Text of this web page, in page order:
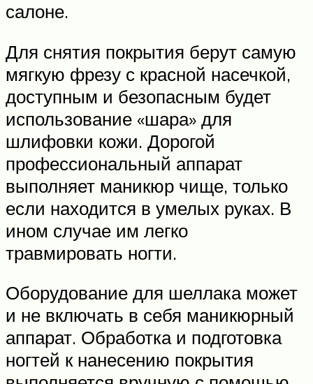
салоне.
Для снятия покрытия берут самую
мягкую фрезу с красной насечкой,
доступным и безопасным будет
использование «шара» для
шлифовки кожи. Дорогой
профессиональный аппарат
выполняет маникюр чище, только
если находится в умелых руках. В
ином случае им легко
травмировать ногти.
Оборудование для шеллака может
и не включать в себя маникюрный
аппарат. Обработка и подготовка
ногтей к нанесению покрытия